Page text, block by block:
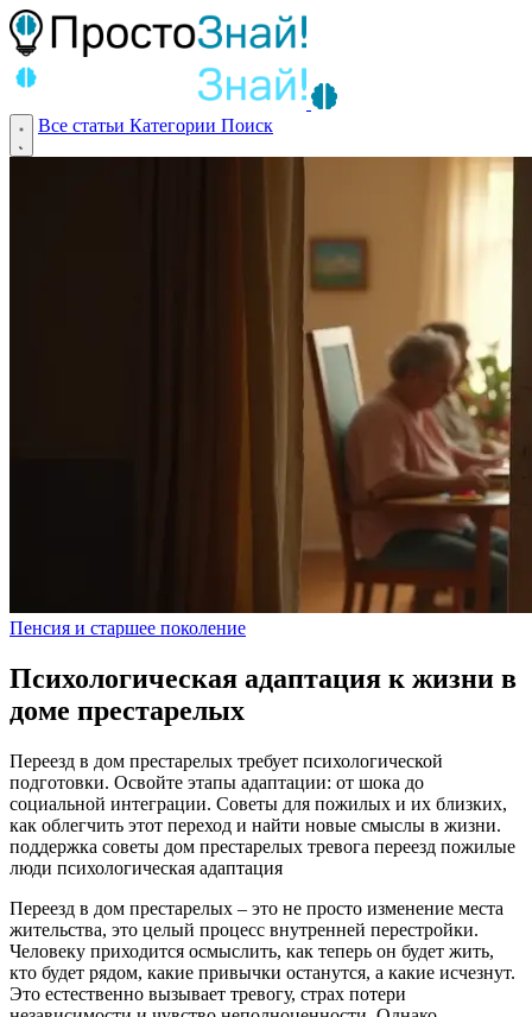
Все статьи Категории Поиск
Пенсия и старшее поколение
Психологическая адаптация к жизни в
доме престарелых
Переезд в дом престарелых требует психологической
подготовки. Освойте этапы адаптации: от шока до
социальной интеграции. Советы для пожилых и их близких,
как облегчить этот переход и найти новые смыслы в жизни.
поддержка советы дом престарелых тревога переезд пожилые
люди психологическая адаптация
Переезд в дом престарелых – это не просто изменение места
жительства, это целый процесс внутренней перестройки.
Человеку приходится осмыслить, как теперь он будет жить,
кто будет рядом, какие привычки останутся, а какие исчезнут.
Это естественно вызывает тревогу, страх потери